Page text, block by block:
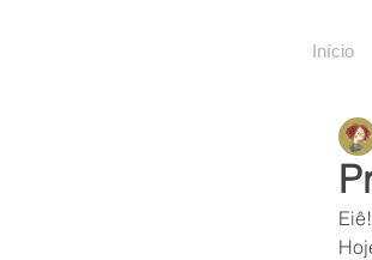
Início
Eiê!